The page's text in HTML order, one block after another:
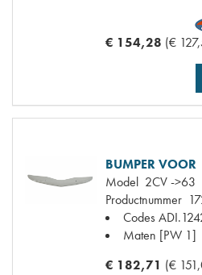
€ 154,28 (€
BUMPER VOOR
Model 2CV ->63
Productnummer
Codes
Maten [PW 1]
€ 182,71 (€